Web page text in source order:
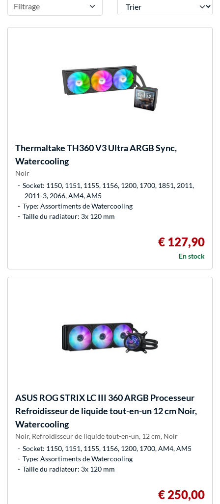
Filtrage Trier
ThermaltakeTH360 V3 Ultra ARGB Sync,
Watercooling
Noir
Socket: 1150, 1151, 1155, 1156, 1200, 1700, 1851, 2011,
2011-3, 2066, AM4, AM5
Type: Assortiments de Watercooling
Taille du radiateur: 3x 120 mm
€ 127,90
En stock
ASUS ROG STRIX LC III 360 ARGB Processeur
Refroidisseur de liquide tout-en-un 12 cm Noir,
Watercooling
Noir, Refroidisseur de liquide tout-en-un, 12 cm, Noir
Socket: 1150, 1151, 1155, 1156, 1200, 1700, AM4, AM5
Type: Assortiments de Watercooling
Taille du radiateur: 3x 120 mm
€ 250,00